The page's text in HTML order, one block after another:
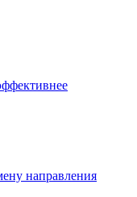
направления